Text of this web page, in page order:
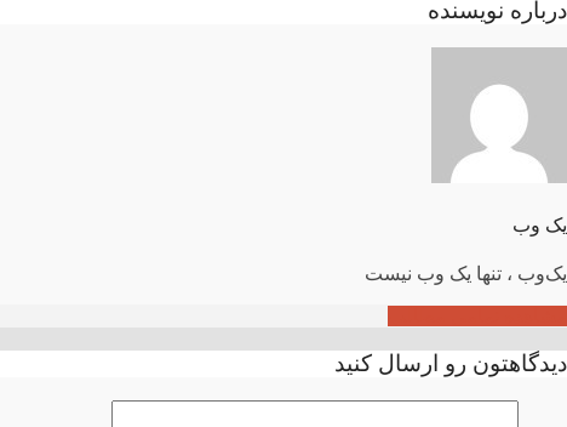
درباره نویسنده
یک وب
یک‌وب ، تنها یک وب نیست
دیدگاهتون رو ارسال کنید